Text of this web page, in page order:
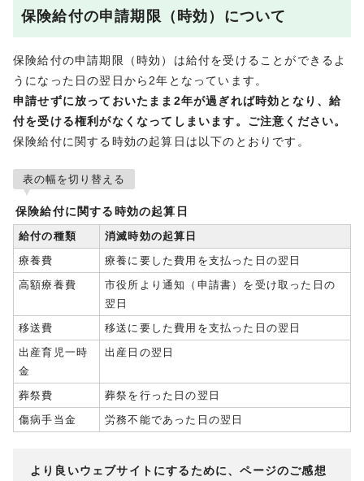
保険給付の申請期限（時効）について
保険給付の申請期限（時効）は給付を受けることができるよ
うになった日の翌日から2年となっています。
申請せずに放っておいたまま2年が過ぎれば時効となり、給
付を受ける権利がなくなってしまいます。ご注意ください。
保険給付に関する時効の起算日は以下のとおりです。
表の幅を切り替える
保険給付に関する時効の起算日
給付の種類
消滅時効の起算日
療養費
療養に要した費用を支払った日の翌日
高額療養費
市役所より通知（申請書）を受け取った日の
翌日
移送費
移送に要した費用を支払った日の翌日
出産育児一時
金
出産日の翌日
葬祭費
葬祭を行った日の翌日
傷病手当金
労務不能であった日の翌日
より良いウェブサイトにするために、ページのご感想